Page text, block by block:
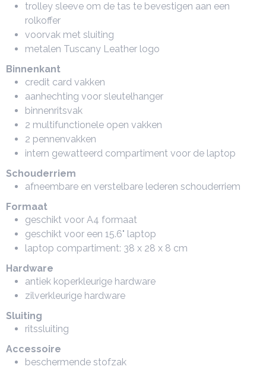
trolley sleeve om de tas te bevestigen aan een
rolkoffer
voorvak met sluiting
metalen Tuscany Leather logo
Binnenkant
credit card vakken
aanhechting voor sleutelhanger
binnenritsvak
2 multifunctionele open vakken
2 pennenvakken
intern gewatteerd compartiment voor de laptop
Schouderriem
afneembare en verstelbare lederen schouderriem
Formaat
geschikt voor A4 formaat
geschikt voor een 15.6" laptop
laptop compartiment: 38 x 28 x 8 cm
Hardware
antiek koperkleurige hardware
zilverkleurige hardware
Sluiting
ritssluiting
Accessoire
beschermende stofzak